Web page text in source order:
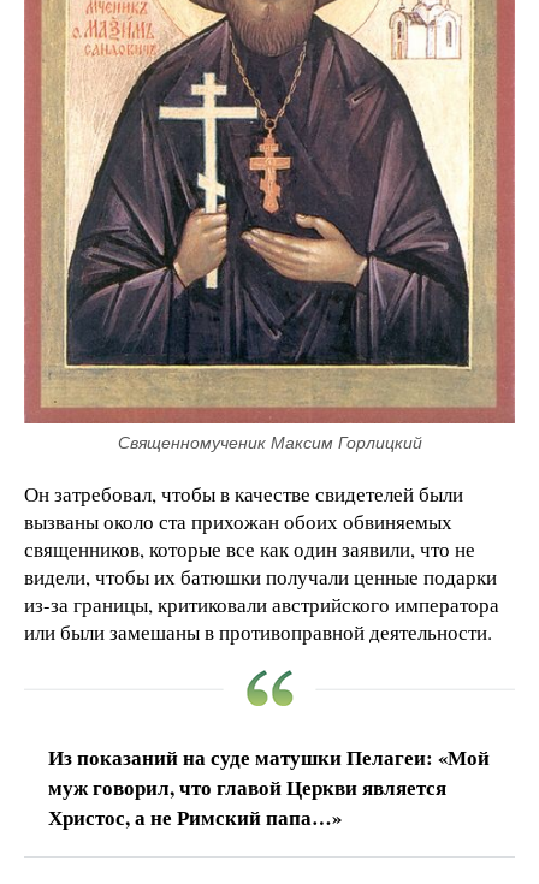
Священномученик Максим Горлицкий
Он затребовал, чтобы в качестве свидетелей были
вызваны около ста прихожан обоих обвиняемых
священников, которые все как один заявили, что не
видели, чтобы их батюшки получали ценные подарки
из-за границы, критиковали австрийского императора
или были замешаны в противоправной деятельности.
Из показаний на суде матушки Пелагеи: «Мой
муж говорил, что главой Церкви является
Христос, а не Римский папа…»